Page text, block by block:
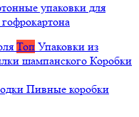
упаковки для
Топ Упаковки из
шампанского Коробки
Пивные коробки